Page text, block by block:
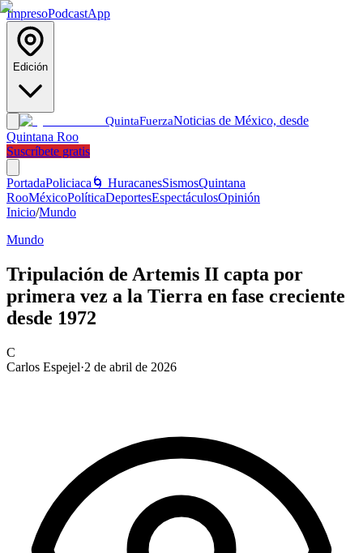
ImpresoPodcastApp
Edición
QuintaFuerzaNoticias de México, desde
Quintana Roo
Suscríbete gratis
PortadaPoliciaca 🌀 HuracanesSismosQuintana
RooMéxicoPolíticaDeportesEspectáculosOpinión
Inicio/Mundo
Mundo
Tripulación de Artemis II capta por
primera vez a la Tierra en fase creciente
desde 1972
C
Carlos Espejel·2 de abril de 2026